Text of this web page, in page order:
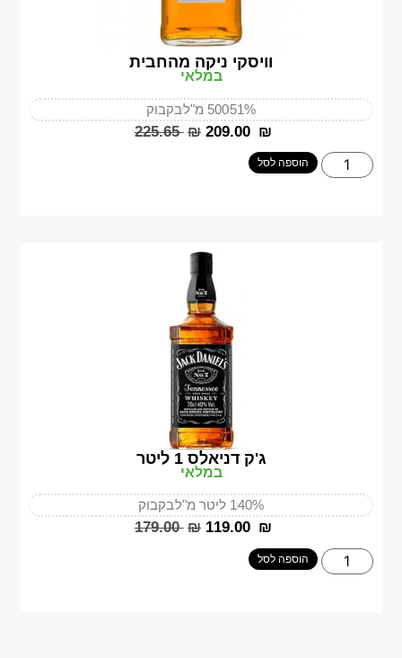
וויסקי ניקה מהחבית
במלאי
51%500 מ"ל בקבוק
‎225.65 ₪ ‎209.00 ₪
הוספה לסל
ג'ק דניאלס 1 ליטר
במלאי
40%1 ליטר מ"ל בקבוק
‎179.00 ₪ ‎119.00 ₪
הוספה לסל